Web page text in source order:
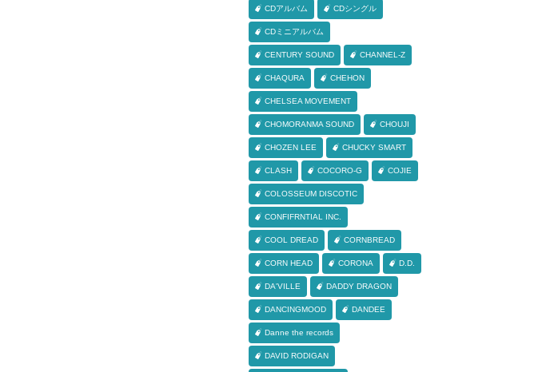
CDアルバム CDシングル
CDミニアルバム
CENTURY SOUND CHANNEL-Z
CHAQURA CHEHON
CHELSEA MOVEMENT
CHOMORANMA SOUND CHOUJI
CHOZEN LEE CHUCKY SMART
CLASH COCORO-G COJIE
COLOSSEUM DISCOTIC
CONFIFRNTIAL INC.
COOL DREAD CORNBREAD
CORN HEAD CORONA D.D.
DA'VILLE DADDY DRAGON
DANCINGMOOD DANDEE
Danne the records
DAVID RODIGAN